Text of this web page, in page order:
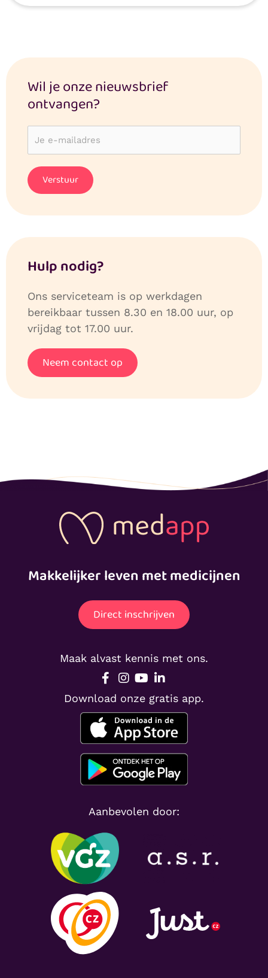
Wil je onze nieuwsbrief
ontvangen?
Hulp nodig?
Ons serviceteam is op werkdagen
bereikbaar tussen 8.30 en 18.00 uur, op
vrijdag tot 17.00 uur.
Neem contact op
Makkelijker leven met medicijnen
Direct inschrijven
Maak alvast kennis met ons.
Download onze gratis app.
Aanbevolen door: